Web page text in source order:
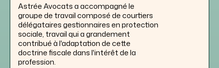
Astrée Avocats a accompagné le
groupe de travail composé de courtiers
délégataires gestionnaires en protection
sociale, travail qui a grandement
contribué à l'adaptation de cette
doctrine fiscale dans l'intérêt de la
profession.